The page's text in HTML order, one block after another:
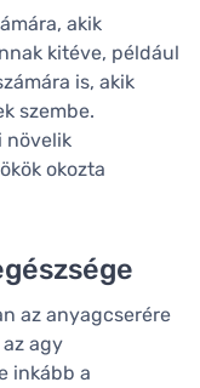
akik
kitéve, például
is, akik
szembe.
növelik
okozta
az anyagcserére
agy
inkább a